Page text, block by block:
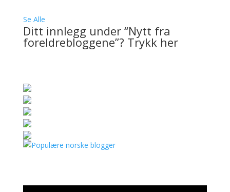
Se Alle
Ditt innlegg under “Nytt fra
foreldrebloggene”? Trykk her